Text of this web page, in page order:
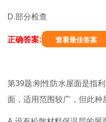
D.部分检查
正确答案: 查看最佳答案
第39题:刚性防水屋面是指
面，适用范围较广，但此种